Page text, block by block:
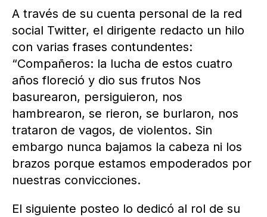
A través de su cuenta personal de la red
social Twitter, el dirigente redacto un hilo
con varias frases contundentes:
“Compañeros: la lucha de estos cuatro
años floreció y dio sus frutos Nos
basurearon, persiguieron, nos
hambrearon, se rieron, se burlaron, nos
trataron de vagos, de violentos. Sin
embargo nunca bajamos la cabeza ni los
brazos porque estamos empoderados por
nuestras convicciones.
El siguiente posteo lo dedicó al rol de su